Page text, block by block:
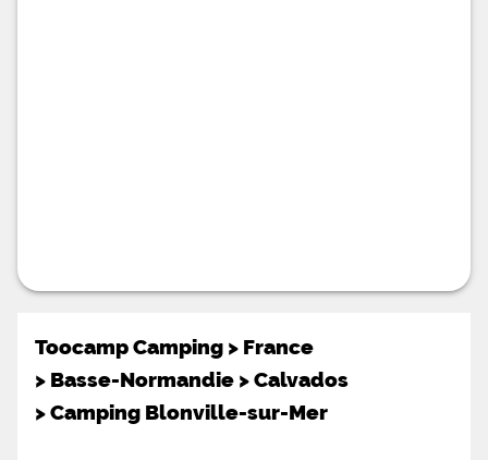
Toocamp Camping > France
> Basse-Normandie >Calvados
>Camping Blonville-sur-Mer